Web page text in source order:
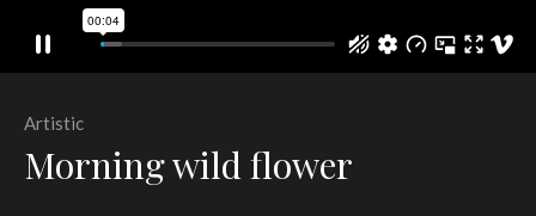
Artistic
Morning wild flower